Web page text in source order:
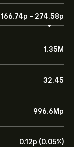
166.74‎p‎ - 274.58‎p‎
1.35M
32.45
996.6M‎p‎
0.12‎p‎ (0.05%)